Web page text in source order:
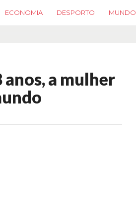
ECONOMIA DESPORTO MUNDO
a mulher